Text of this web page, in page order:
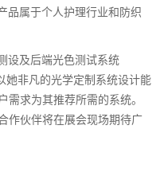
品属于个人护理行业和防织
设及后端光色测试系统
她非凡的光学定制系统设计能
需求为其推荐所需的系统。
作伙伴将在展会现场期待广